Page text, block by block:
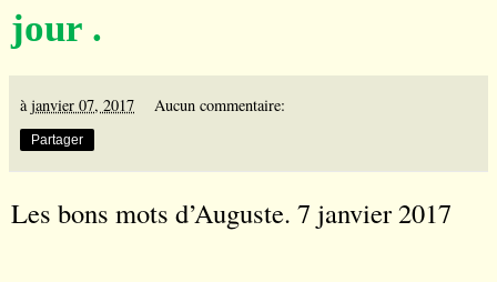
jour .
à janvier 07, 2017 Aucun commentaire:
Partager
Les bons mots d’Auguste. 7 janvier 2017